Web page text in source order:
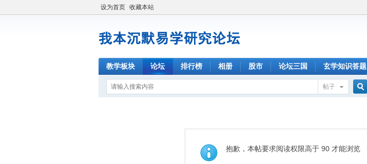
设为首页 收藏本站
教学板块 论坛 排行榜 相册 股市 论坛三国 玄学知识答题
帖子
索
抱歉，本帖要求阅读权限高于 90 才能浏览